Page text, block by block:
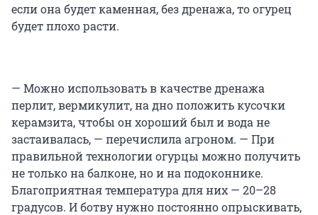
если она будет каменная, без дренажа, то огурец
будет плохо расти.
— Можно использовать в качестве дренажа
перлит, вермикулит, на дно положить кусочки
керамзита, чтобы он хороший был и вода не
застаивалась, — перечислила агроном. — При
правильной технологии огурцы можно получить
не только на балконе, но и на подоконнике.
Благоприятная температура для них — 20–28
градусов. И ботву нужно постоянно опрыскивать,